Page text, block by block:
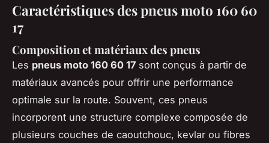
Caractéristiques des pneus moto 160 60
17
Composition et matériaux des pneus
Les pneus moto 160 60 17 sont conçus à partir de
matériaux avancés pour offrir une performance
optimale sur la route. Souvent, ces pneus
incorporent une structure complexe composée de
plusieurs couches de caoutchouc, kevlar ou fibres